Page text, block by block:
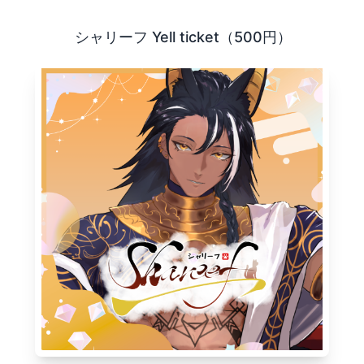
シャリーフ Yell ticket（500円）